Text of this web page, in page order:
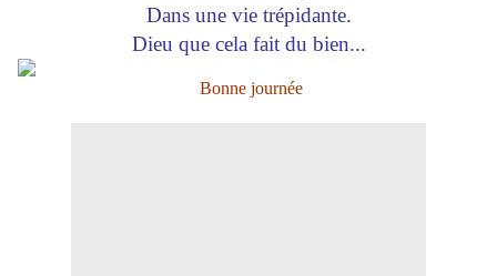
Dans une vie trépidante.
Dieu que cela fait du bien...
Bonne journée